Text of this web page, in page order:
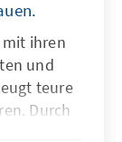
ihren
und
teure
Durch